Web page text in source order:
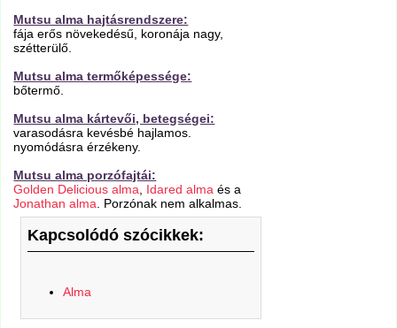
Mutsu alma hajtásrendszere:
fája erős növekedésű, koronája nagy,
szétterülő.
Mutsu alma termőképessége:
bőtermő.
Mutsu alma kártevői, betegségei:
varasodásra kevésbé hajlamos.
nyomódásra érzékeny.
Mutsu alma porzófajtái:
Golden Delicious alma
Idared alma és a
Jonathan alma . Porzónak nem alkalmas.
Kapcsolódó szócikkek:
Alma